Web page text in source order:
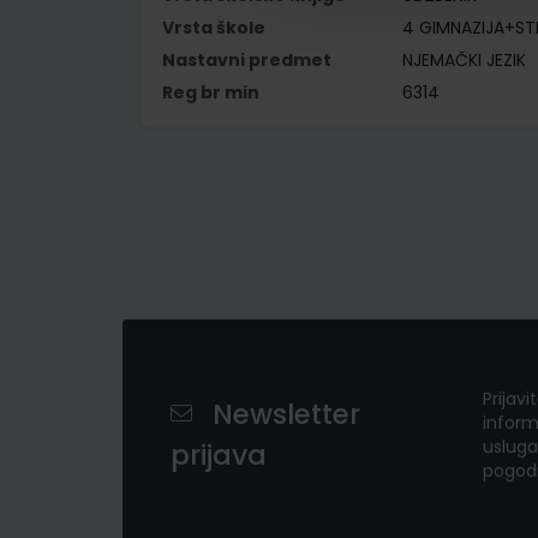
Vrsta škole
4
Nastavni predmet
NJEMAČKI JEZIK
Reg br min
6314
Newsletter
prijava